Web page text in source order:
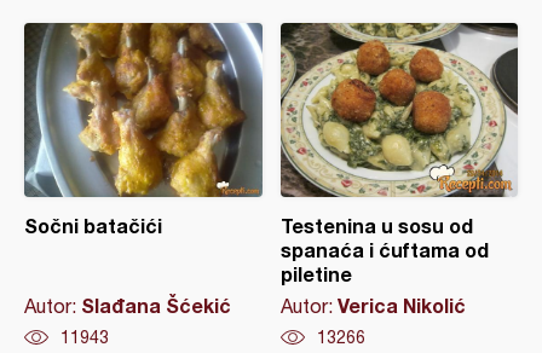
Sočni batačići
Autor: Slađana Šćekić
11943
Testenina u sosu od
spanaća i ćuftama od
piletine
Autor: Verica Nikolić
13266